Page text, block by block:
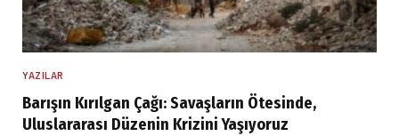
YAZILAR
Barışın Kırılgan Çağı: Savaşların Ötesinde,
Uluslararası Düzenin Krizini Yaşıyoruz